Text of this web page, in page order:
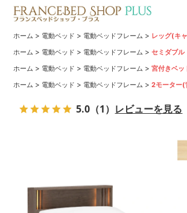
ホーム > 電動ベッド > 電動ベッドフレーム > レッグ(キ
ホーム > 電動ベッド > 電動ベッドフレーム >セミダブル
ホーム > 電動ベッド > 電動ベッドフレーム >宮付きベッ
ホーム > 電動ベッド > 電動ベッドフレーム >2モーター(
5.0 （1） レビューを見る